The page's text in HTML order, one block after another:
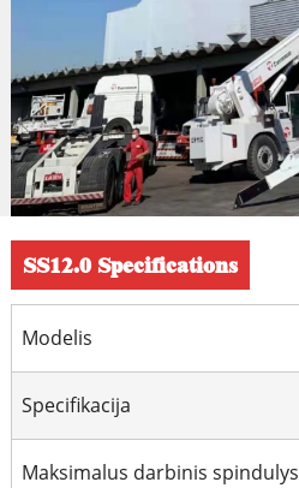
SS12.0 Specifications
Modelis
Specifikacija
Maksimalus darbinis spindulys